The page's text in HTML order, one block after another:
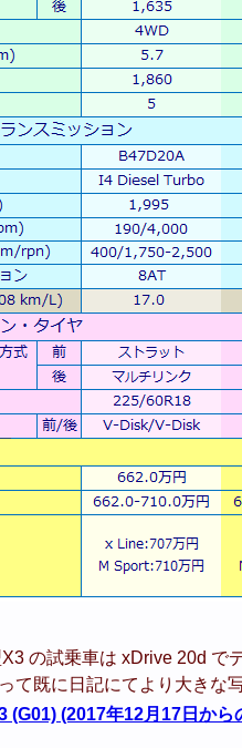
の試乗車は xDrive 20d で
て既に日記にてより大きな
(G01) (2017年12月17日から